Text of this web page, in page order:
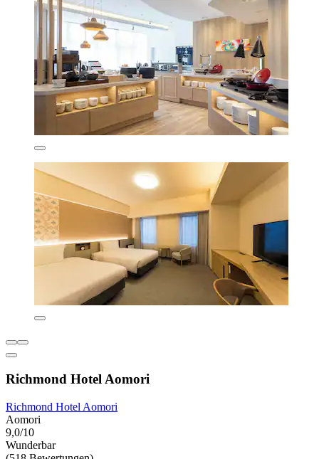
Richmond Hotel Aomori
Richmond Hotel Aomori
Aomori
9,0/10
Wunderbar